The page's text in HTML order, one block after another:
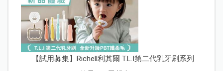
【試用募集】Richell利其爾 T.L.I第二代乳牙刷系列